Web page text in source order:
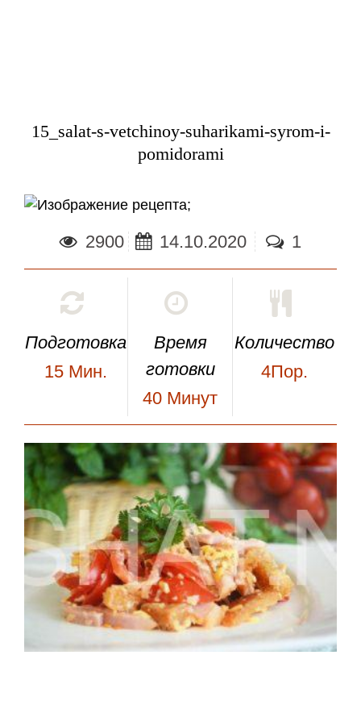
15_salat-s-vetchinoy-suharikami-syrom-i-
pomidorami
;
2900 14.10.2020 1
Подготовка
15 Мин.
Время
готовки
40 Минут
Количество
4Пор.